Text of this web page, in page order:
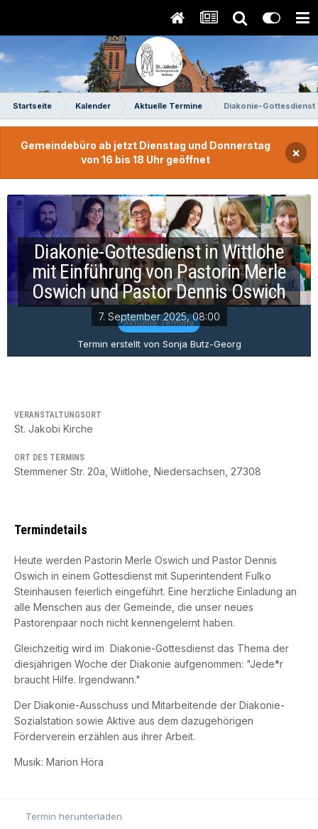
Startseite Kalender Aktuelle Termine Diakonie-Gottesdienst
Gemeindebüro ab jetzt Dienstag und Donnerstag
von 16 bis 18 Uhr geöffnet
×
Diakonie-Gottesdienst in Wittlohe
mit Einführung von Pastorin Merle
Oswich und Pastor Dennis Oswich
7. September 2025, 08:00
Aktuelle Termine
Termin erstellt von Sonja Butz-Georg
VERANSTALTUNGSORT
St. Jakobi Kirche
ORT DES TERMINS
Stemmener Str. 20a, Wiitlohe, Niedersachsen, 27308
Termindetails
Heute werden Pastorin Merle Oswich und Pastor Dennis
Oswich in einem Gottesdienst mit Superintendent Fulko
Steinhausen feierlich eingeführt. Eine herzliche Einladung an
alle Menschen aus der Gemeinde, die unser neues
Pastorenpaar noch nicht kennengelernt haben.
Gleichzeitig wird im Diakonie-Gottesdienst das Thema der
diesjährigen Woche der Diakonie aufgenommen: "Jede*r
braucht Hilfe. Irgendwann."
Der Diakonie-Ausschuss und Mitarbeitende der Diakonie-
Sozialstation sowie Aktive aus dem dazugehörigen
Förderverein erzählen aus ihrer Arbeit.
Musik: Marion Höra
Termin herunterladen